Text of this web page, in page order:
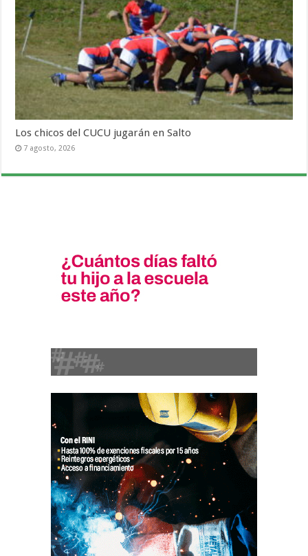
Los chicos del CUCU jugarán en Salto
7 agosto, 2026